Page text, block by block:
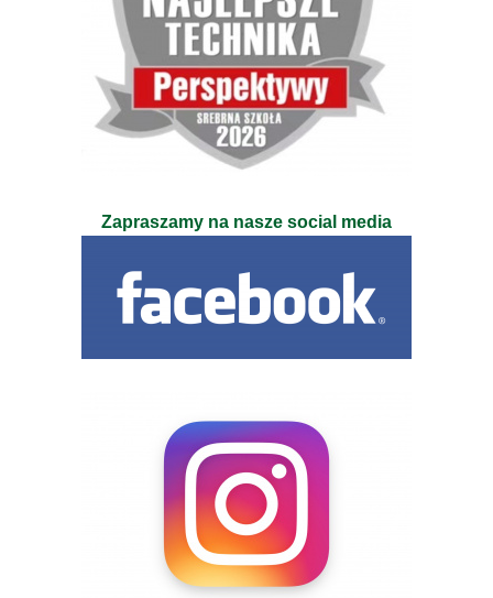
Zapraszamy na nasze social media